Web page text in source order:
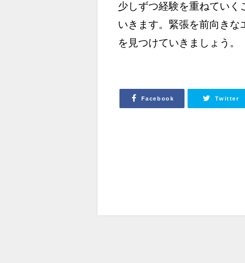
少しずつ経験を重ねていく
いきます。緊張を前向きな
を見つけていきましょう。
Facebook Twitter